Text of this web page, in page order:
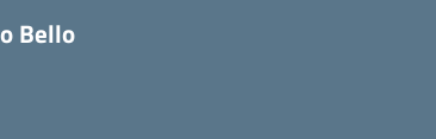
Bello